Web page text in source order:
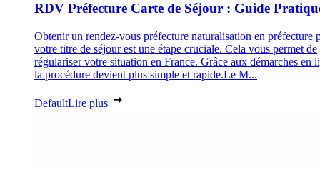
RDV Préfecture Carte de Séjour : Guide
Obtenir un rendez-vous préfecture naturalisation en préfecture
votre titre de séjour est une étape cruciale. Cela vous permet de
régulariser votre situation en France. Grâce aux démarches en
la procédure devient plus simple et rapide.Le M...
DefaultLire plus